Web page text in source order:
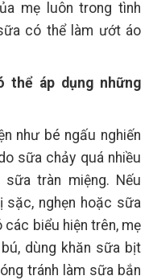
mẹ luôn trong tình
có thể làm ướt áo
thể áp dụng những
như bé ngấu nghiến
sữa chảy quá nhiều
tràn miệng. Nếu
sặc, nghẹn hoặc sữa
biểu hiện trên, mẹ
dùng khăn sữa bịt
tránh làm sữa bắn